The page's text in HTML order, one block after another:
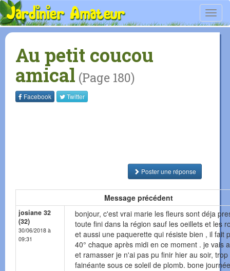
Au petit coucou
amical (Page 180)
Facebook Twitter
Poster une réponse
Message précédent
josiane 32
(32)
30/06/2018 à
09:31
bonjour, c'est vrai marie les fleurs sont déja
toute fini dans la région sauf les oeillets et les
et aussi une paquerette qui résiste bien , il fait
40° chaque après midi en ce moment . je vais
et ramasser je n'ai pas pu finir hier au soir, trop
fainéante sous ce soleil de plomb. bone